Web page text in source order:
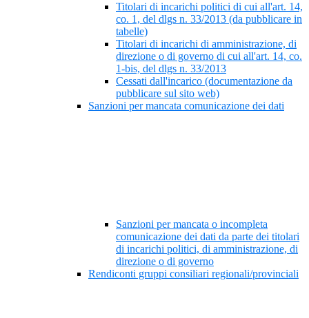
Titolari di incarichi politici di cui all'art. 14,
co. 1, del dlgs n. 33/2013 (da pubblicare in
tabelle)
Titolari di incarichi di amministrazione, di
direzione o di governo di cui all'art. 14, co.
1-bis, del dlgs n. 33/2013
Cessati dall'incarico (documentazione da
pubblicare sul sito web)
Sanzioni per mancata comunicazione dei dati
Sanzioni per mancata o incompleta
comunicazione dei dati da parte dei titolari
di incarichi politici, di amministrazione, di
direzione o di governo
Rendiconti gruppi consiliari regionali/provinciali